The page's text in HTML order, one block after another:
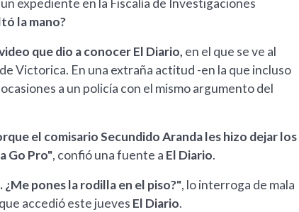
expediente en la Fiscalía de Investigaciones
la mano?
que dio a conocer El Diario, en el que se ve al
Victorica. En una extraña actitud -en la que incluso
a un policía con el mismo argumento del
el comisario Secundido Aranda les hizo dejar los
Go Pro", confió una fuente a El Diario.
¿Me pones la rodilla en el piso?", lo interroga de mala
accedió este jueves El Diario.